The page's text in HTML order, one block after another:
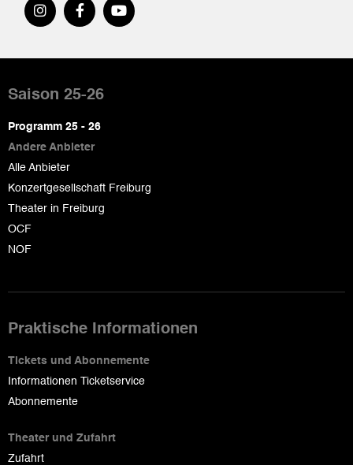
de
page
Saison 25-26
Programm 25 - 26
Andere Anbieter
Alle Anbieter
Konzertgesellschaft Freiburg
Theater in Freiburg
OCF
NOF
Praktische Informationen
Tickets und Abonnemente
Informationen Ticketservice
Abonnemente
Theater und Zufahrt
Zufahrt